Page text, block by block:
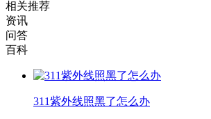
相关推荐
资讯
问答
百科
311紫外线照黑了怎么办